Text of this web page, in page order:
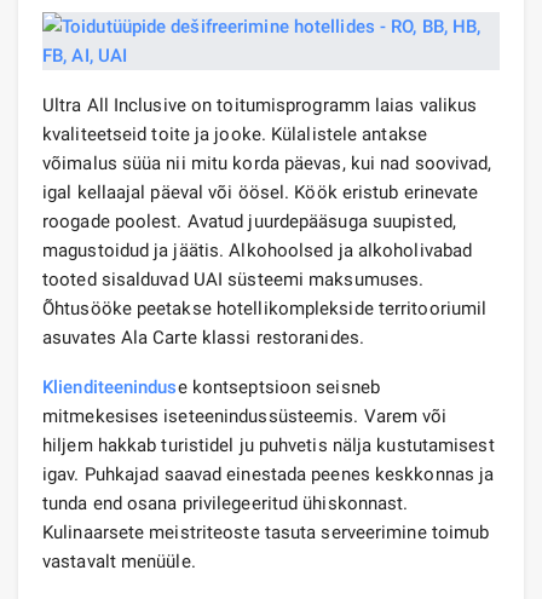
Ultra All Inclusive on toitumisprogramm laias valikus
kvaliteetseid toite ja jooke. Külalistele antakse
võimalus süüa nii mitu korda päevas, kui nad soovivad,
igal kellaajal päeval või öösel. Köök eristub erinevate
roogade poolest. Avatud juurdepääsuga suupisted,
magustoidud ja jäätis. Alkohoolsed ja alkoholivabad
tooted sisalduvad UAI süsteemi maksumuses.
Õhtusööke peetakse hotellikomplekside territooriumil
asuvates Ala Carte klassi restoranides.
Klienditeeninduse kontseptsioon seisneb
mitmekesises iseteenindussüsteemis. Varem või
hiljem hakkab turistidel ju puhvetis nälja kustutamisest
igav. Puhkajad saavad einestada peenes keskkonnas ja
tunda end osana privilegeeritud ühiskonnast.
Kulinaarsete meistriteoste tasuta serveerimine toimub
vastavalt menüüle.